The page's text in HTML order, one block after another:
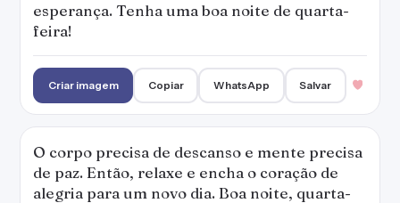
esperança. Tenha uma boa noite de quarta-
feira!
Criar imagem Copiar WhatsApp Salvar
O corpo precisa de descanso e mente precisa
de paz. Então, relaxe e encha o coração de
alegria para um novo dia. Boa noite, quarta-